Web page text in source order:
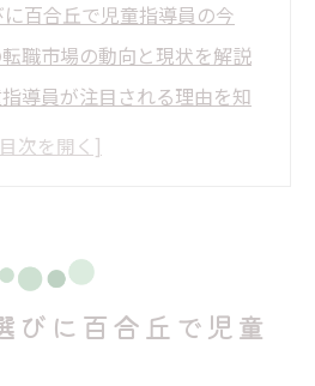
百合丘で児童指導員の今
職市場の動向と現状を解説
導員が注目される理由を知
安定就職を目指すポイント
合丘で安定就職を叶える
びに百合丘で児童